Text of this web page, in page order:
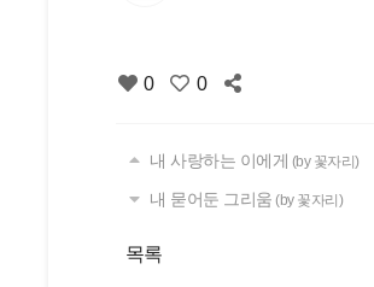
0 0
내 사랑하는 이에게 (by 꽃자리)
내 묻어둔 그리움 (by 꽃자리)
목록